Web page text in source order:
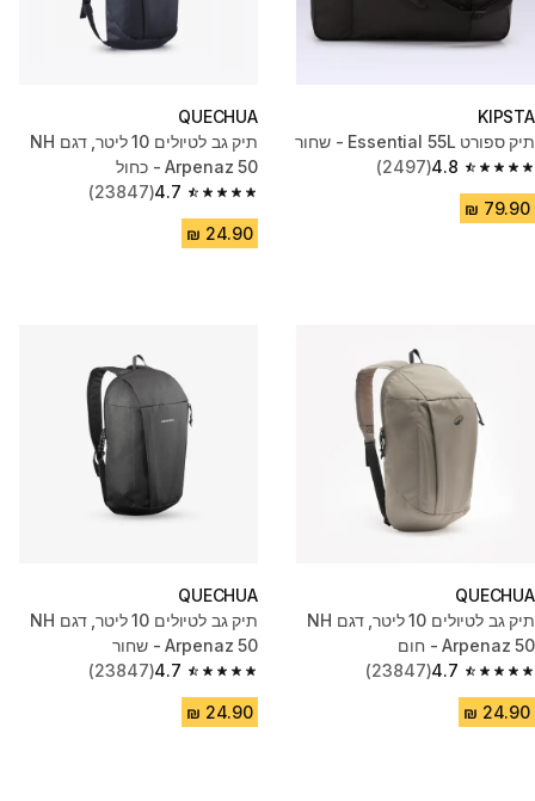
KIPSTA
תיק ספורט Essential 55L - שחור
4.8
4.8 out of 5 stars from 2497 reviews
(2497)
QUECHUA
תיק גב לטיולים 10 ליטר, דגם‏ NH
Arpenaz 50 - כחול
4.7
4.7 out of 5 stars from 23847 reviews
(23847)
QUECHUA
תיק גב לטיולים 10 ליטר, דגם NH
Arpenaz 50 - חום
4.7
4.7 out of 5 stars from 23847 reviews
(23847)
QUECHUA
תיק גב לטיולים 10 ליטר, דגם NH
Arpenaz 50 - שחור
4.7
4.7 out of 5 stars from 23847 reviews
(23847)